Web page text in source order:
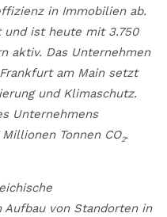
in Immobilien ab.
und ist heute mit 3.750
aktiv. Das Unternehmen
am Main setzt
und Klimaschutz.
Unternehmens
Tonnen CO2.
Aufbau von Standorten in